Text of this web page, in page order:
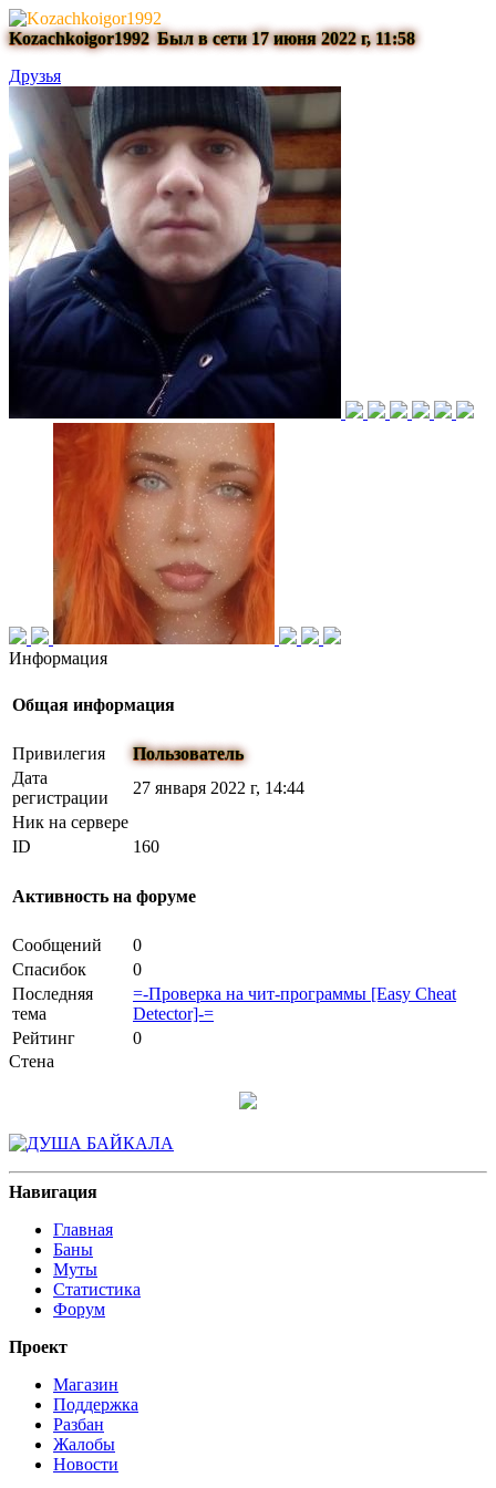
Kozachkoigor1992 Был в сети 17 июня 2022 г, 11:58
Друзья
Информация
Общая информация
Привилегия
Пользователь
Дата
регистрации
27 января 2022 г, 14:44
Ник на сервере
ID
160
Активность на форуме
Сообщений
0
Спасибок
0
Последняя
тема
=-Проверка на чит-программы [Easy Cheat
Detector]-=
Рейтинг
0
Стена
Навигация
Главная
Баны
Муты
Статистика
Форум
Проект
Магазин
Поддержка
Разбан
Жалобы
Новости